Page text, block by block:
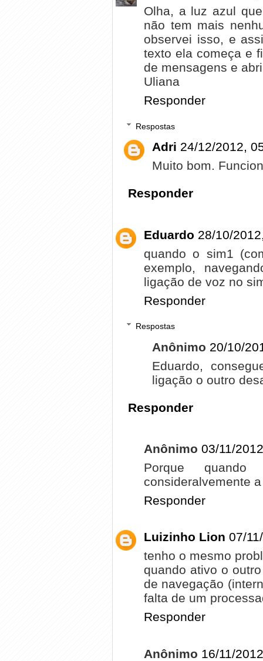
Olha, a luz azul
não tem mais
observei isso, e
texto ela começa e
de mensagens e
Uliana
Responder
Respostas
Adri 24/12/2012,
Muito bom.
Responder
Eduardo 28/10/
quando o sim1
exemplo,
ligação de voz no
Responder
Respostas
Anônimo 20/10/
Eduardo,
ligação o outro
Responder
Anônimo 03/11/
Porque
consideralvemente
Responder
Luizinho Lion 07/
tenho o mesmo
quando ativo o
de navegação
falta de um
Responder
Anônimo 16/11/